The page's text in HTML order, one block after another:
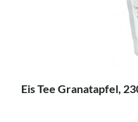
Eis Tee Granatapfel,